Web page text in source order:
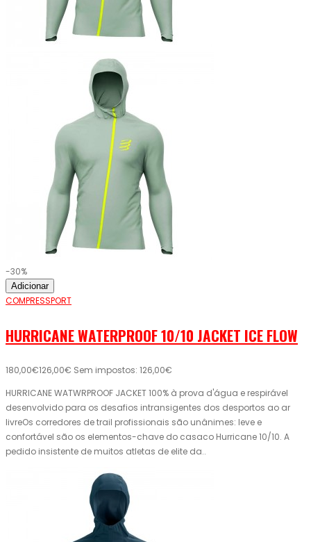
-30%
Adicionar
COMPRESSPORT
HURRICANE WATERPROOF 10/10 JACKET ICE FLOW
180,00€126,00€ Sem impostos: 126,00€
HURRICANE WATWRPROOF JACKET 100% à prova d'água e respirável
desenvolvido para os desafios intransigentes dos desportos ao ar
livreOs corredores de trail profissionais são unânimes: leve e
confortável são os elementos-chave do casaco Hurricane 10/10. A
pedido insistente de muitos atletas de elite da..